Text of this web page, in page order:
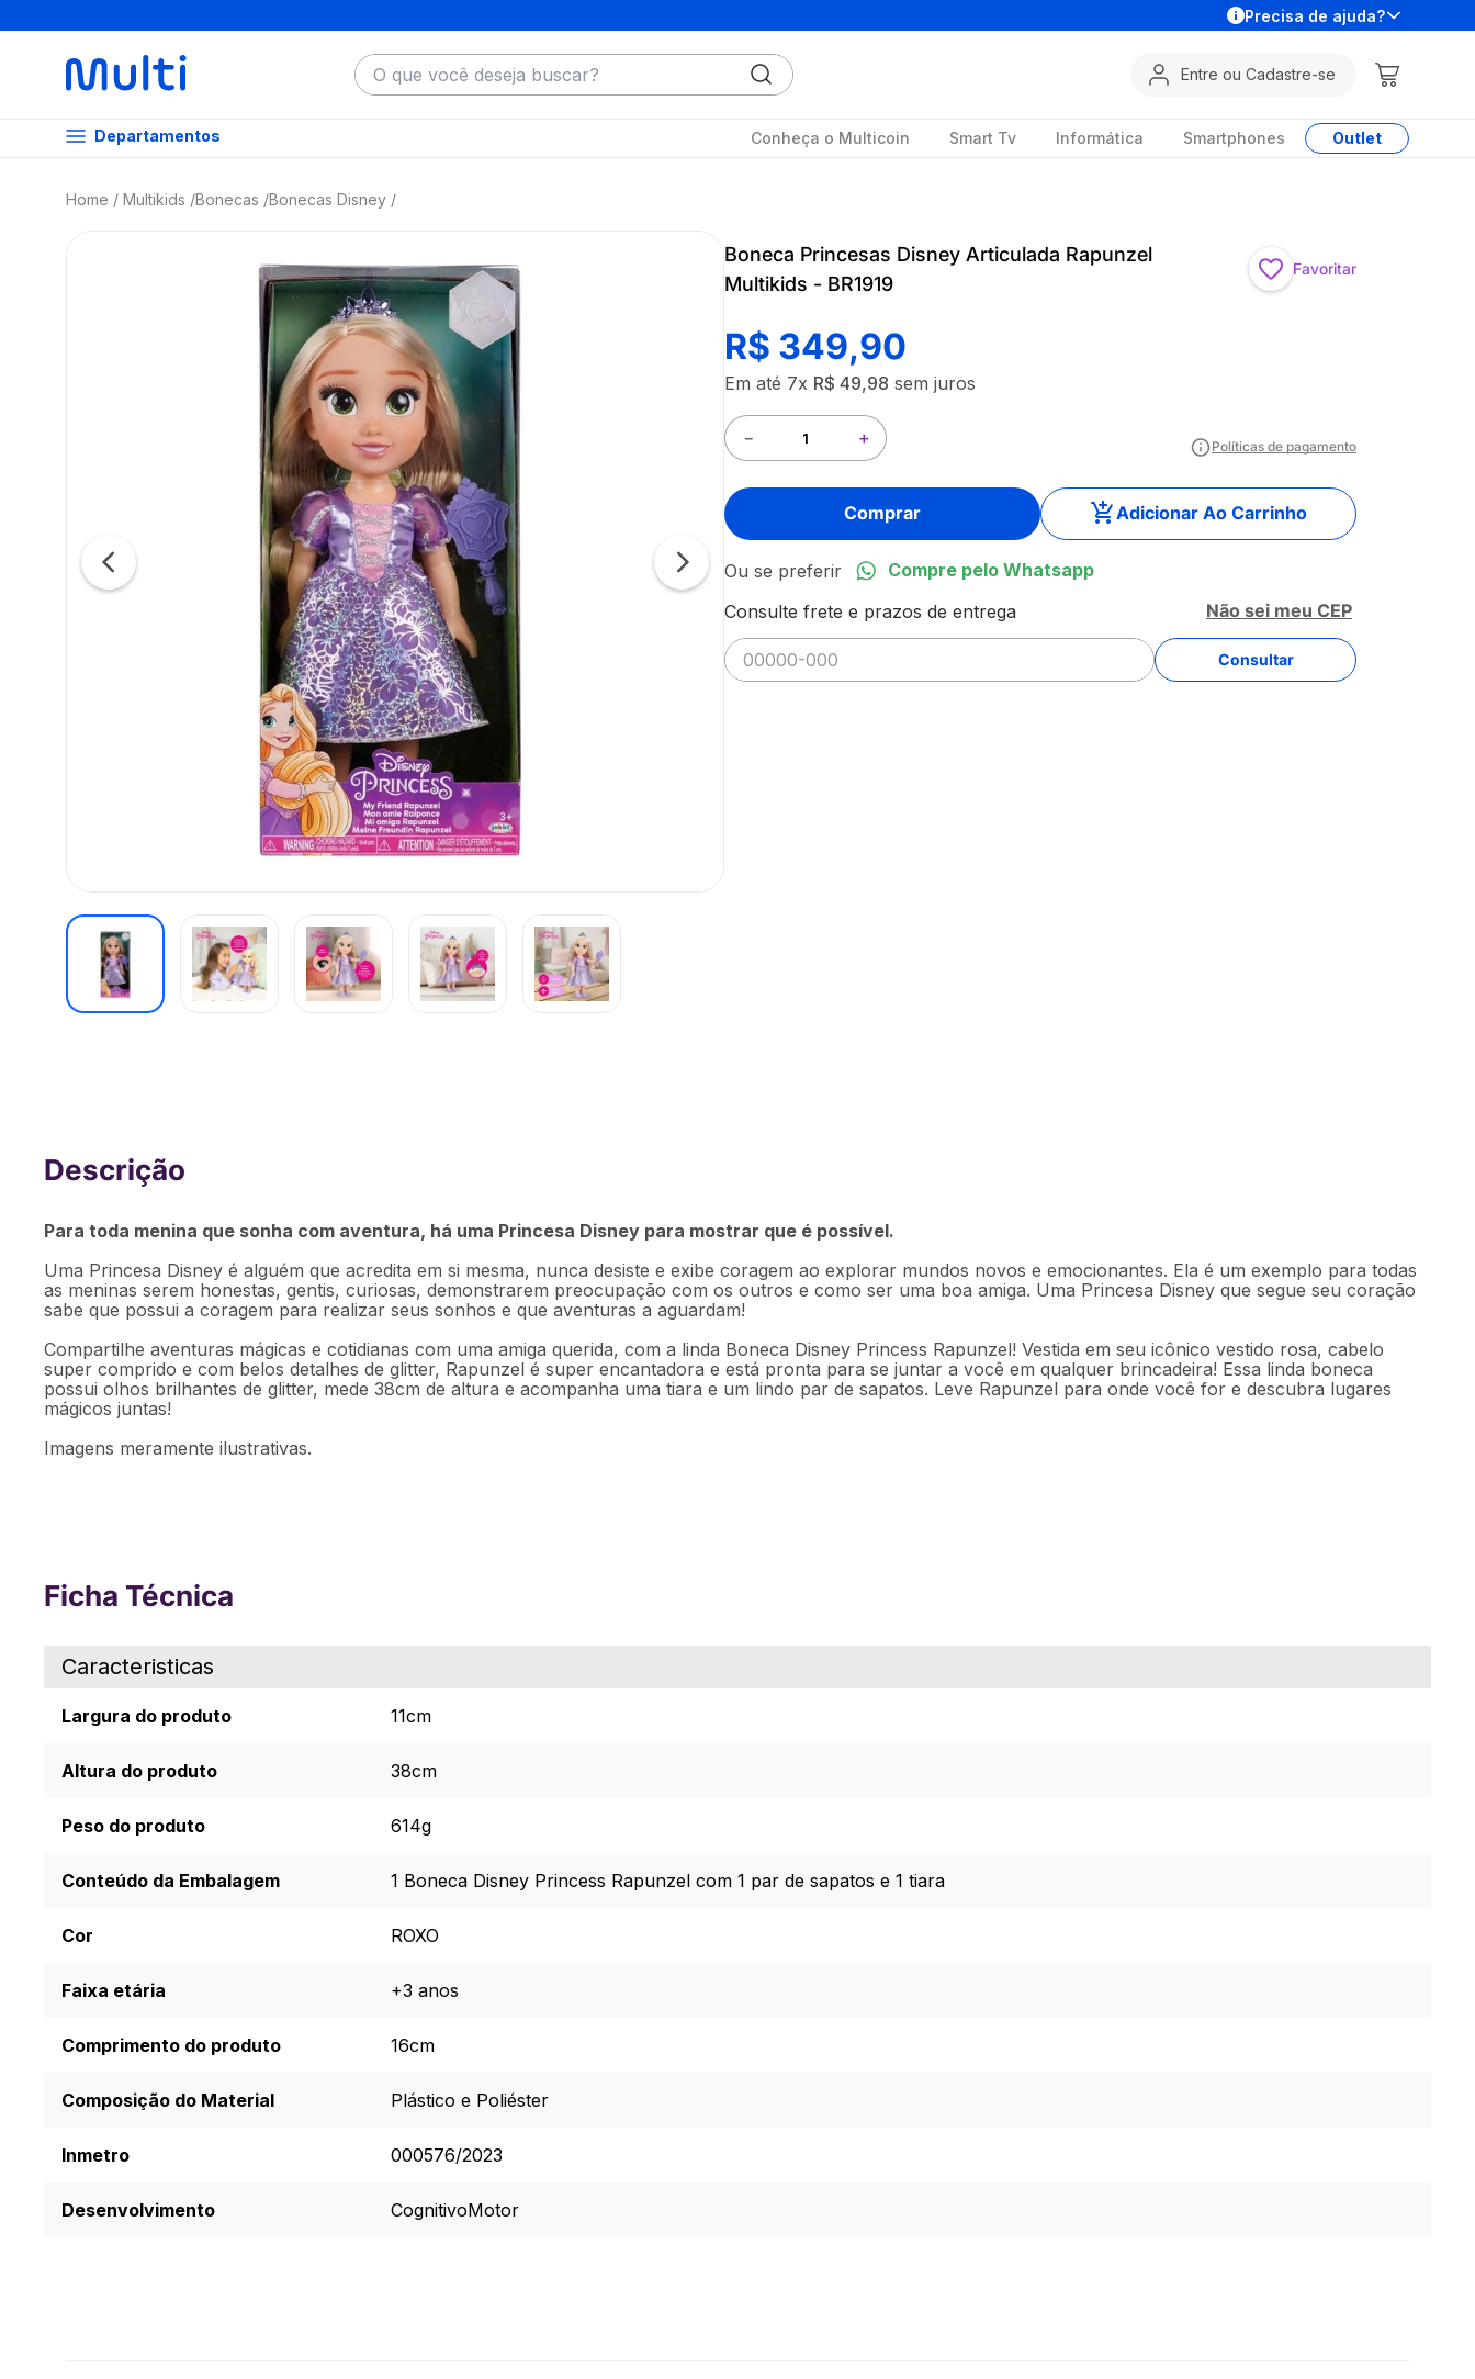
Precisa de ajuda?
O que você deseja buscar?
Entre ou Cadastre-se
Departamentos Conheça o Multicoin Smart Tv Informática Smartphones Outlet
Multikids Bonecas Bonecas Disney
Boneca Princesas Disney Articulada Rapunzel
Multikids - BR1919
Favoritar
R$ 349,90
Em até 7x R$ 49,98 sem juros
＋
－ Políticas de pagamento
Comprar Adicionar Ao Carrinho
Compre pelo Whatsapp
Não sei meu CEP
BR1919
Para toda menina que sonha com aventura, há uma Princesa Disney para mostrar que é possível.
Uma Princesa Disney é alguém que acredita em si mesma, nunca desiste e exibe coragem ao explorar mundos novos e emocionantes. Ela é um exemplo para todas
as meninas serem honestas, gentis, curiosas, demonstrarem preocupação com os outros e como ser uma boa amiga. Uma Princesa Disney que segue seu coração
sabe que possui a coragem para realizar seus sonhos e que aventuras a aguardam!
Compartilhe aventuras mágicas e cotidianas com uma amiga querida, com a linda Boneca Disney Princess Rapunzel! Vestida em seu icônico vestido rosa, cabelo
super comprido e com belos detalhes de glitter, Rapunzel é super encantadora e está pronta para se juntar a você em qualquer brincadeira! Essa linda boneca
possui olhos brilhantes de glitter, mede 38cm de altura e acompanha uma tiara e um lindo par de sapatos. Leve Rapunzel para onde você for e descubra lugares
mágicos juntas!
Imagens meramente ilustrativas.
Ficha Técnica
Caracteristicas
Largura do produto 11cm
Altura do produto 38cm
Peso do produto 614g
Conteúdo da Embalagem 1 Boneca Disney Princess Rapunzel com 1 par de sapatos e 1 tiara
Cor ROXO
Faixa etária +3 anos
Comprimento do produto 16cm
Composição do Material Plástico e Poliéster
Inmetro 000576/2023
Desenvolvimento CognitivoMotor